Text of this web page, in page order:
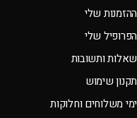
ההזמנות שלי
הפרופיל שלי
שאלות ותשובות
תקנון שימוש
ימי משלוחים וחלוקות